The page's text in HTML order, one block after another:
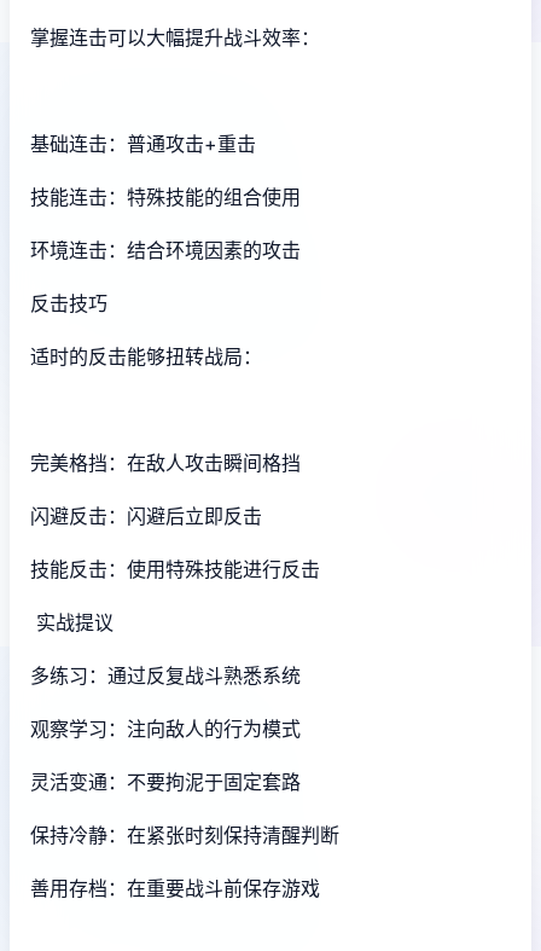
掌握连击可以大幅提升战斗效率：
基础连击：普通攻击+重击
技能连击：特殊技能的组合使用
环境连击：结合环境因素的攻击
反击技巧
适时的反击能够扭转战局：
完美格挡：在敌人攻击瞬间格挡
闪避反击：闪避后立即反击
技能反击：使用特殊技能进行反击
实战提议
多练习：通过反复战斗熟悉系统
观察学习：注向敌人的行为模式
灵活变通：不要拘泥于固定套路
保持冷静：在紧张时刻保持清醒判断
善用存档：在重要战斗前保存游戏